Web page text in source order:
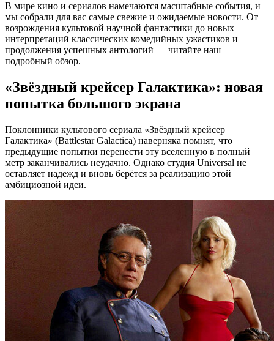
В мире кино и сериалов намечаются масштабные события, и
мы собрали для вас самые свежие и ожидаемые новости. От
возрождения культовой научной фантастики до новых
интерпретаций классических комедийных ужастиков и
продолжения успешных антологий — читайте наш
подробный обзор.
«Звёздный крейсер Галактика»: новая
попытка большого экрана
Поклонники культового сериала «Звёздный крейсер
Галактика» (Battlestar Galactica) наверняка помнят, что
предыдущие попытки перенести эту вселенную в полный
метр заканчивались неудачно. Однако студия Universal не
оставляет надежд и вновь берётся за реализацию этой
амбициозной идеи.